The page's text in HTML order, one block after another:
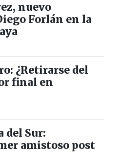
nuevo
Forlán en la
¿Retirarse del
final en
del Sur:
amistoso post